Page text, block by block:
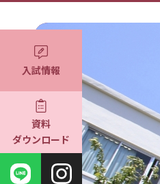
入試情報
資料
ダウンロード